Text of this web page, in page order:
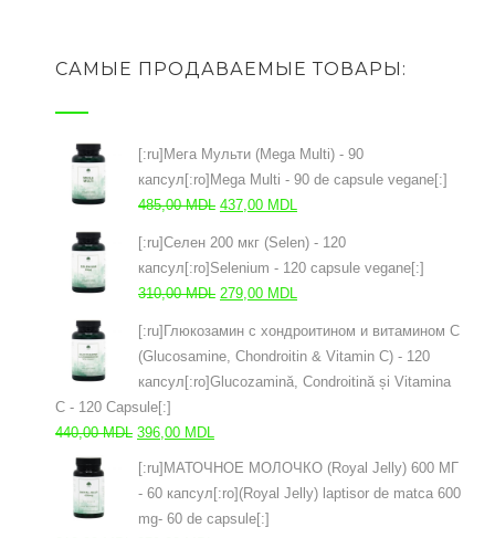
САМЫЕ ПРОДАВАЕМЫЕ ТОВАРЫ:
[:ru]Мега Мульти (Mega Multi) - 90
капсул[:ro]Mega Multi - 90 de capsule vegane[:]
485,00MDL Prețul
485,00 MDL.
437,00 MDL
este:
437,00 MDL.
[:ru]Селен 200 мкг (Selen) - 120
капсул[:ro]Selenium - 120 capsule vegane[:]
310,00MDL Prețul
fost:
310,00 MDL.
279,00 MDL
[:ru]Глюкозамин с хондроитином и витамином С
(Glucosamine, Chondroitin & Vitamin C) - 120
капсул[:ro]Glucozamină, Condroitină și Vitamina
C - 120 Capsule[:]
440,00MDL Prețul
396,00 MDL
[:ru]МАТОЧНОЕ МОЛОЧКО (Royal Jelly) 600 МГ
- 60 капсул[:ro](Royal Jelly) laptisor de matca 600
mg- 60 de capsule[:]